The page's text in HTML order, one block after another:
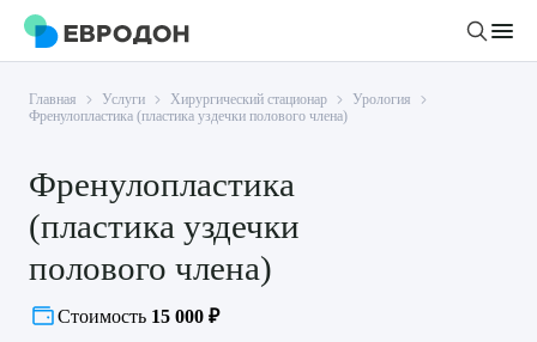
Личный кабинет
О компании
Новости
Статьи
Руководство клиники
Врачи
Услуги и цены
Главная Услуги Хирургический стационар
Урология
Френулопластика (пластика уздечки полового члена)
Френулопластика
(пластика уздечки
полового члена)
Стоимость 15 000 ₽